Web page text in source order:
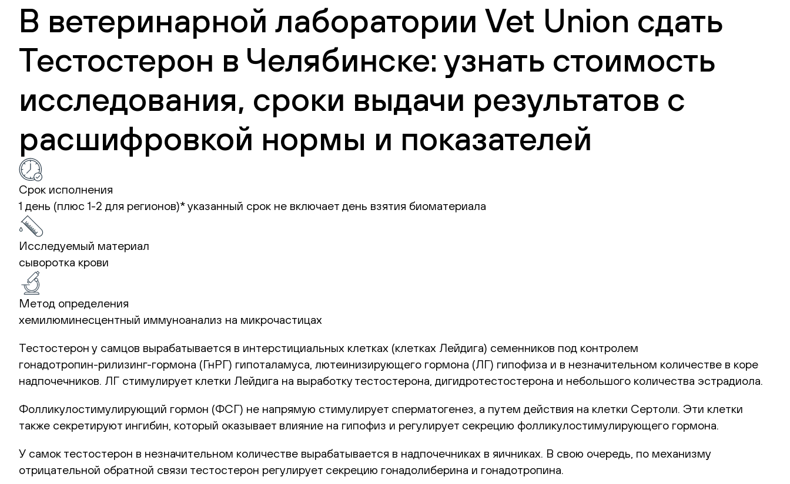
В ветеринарной лаборатории Vet Union сдать
Тестостерон в Челябинске: узнать стоимость
исследования, сроки выдачи результатов с
расшифровкой нормы и показателей
Срок исполнения
1 день (плюс 1-2 для регионов)*указанный срок не включает день взятия биоматериала
Исследуемый материал
сыворотка крови
Метод определения
хемилюминесцентный иммуноанализ на микрочастицах
Тестостерон у самцов вырабатывается в интерстициальных клетках (клетках Лейдига) семенников под контролем
гонадотропин-рилизинг-гормона (ГнРГ) гипоталамуса, лютеинизирующего гормона (ЛГ) гипофиза и в незначительном количестве в коре
надпочечников. ЛГ стимулирует клетки Лейдига на выработку тестостерона, дигидротестостерона и небольшого количества эстрадиола.
Фолликулостимулирующий гормон (ФСГ) не напрямую стимулирует сперматогенез, а путем действия на клетки Сертоли. Эти клетки
также секретируют ингибин, который оказывает влияние на гипофиз и регулирует секрецию фолликулостимулирующего гормона.
У самок тестостерон в незначительном количестве вырабатывается в надпочечниках в яичниках. В свою очередь, по механизму
отрицательной обратной связи тестостерон регулирует секрецию гонадолиберина и гонадотропина.